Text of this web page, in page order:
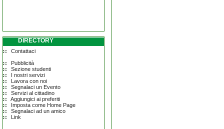
DIRECTORY
Contattaci
Pubblicità
Sezione studenti
I nostri servizi
Lavora con noi
Segnalaci un Evento
Servizi al cittadino
Aggiungici ai preferiti
Imposta come Home Page
Segnalaci ad un amico
Link